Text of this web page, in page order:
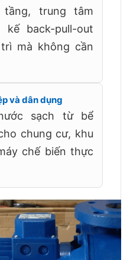
trung tâm
back-pull-out
mà không cần
và dân dụng
sạch từ bể
chung cư, khu
chế biến thực